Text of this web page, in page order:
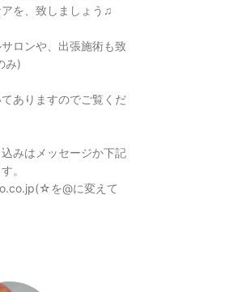
を、致しましょう♫
ロンや、出張施術も致
み)
ありますのでご覧くだ
みはメッセージか下記
。
を@に変えて